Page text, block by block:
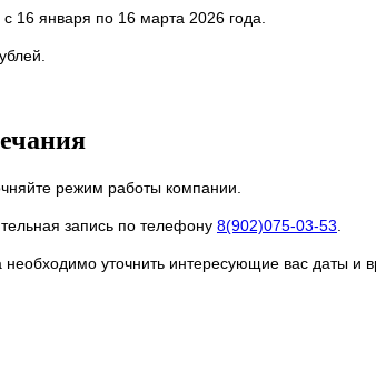
16 января по 16 марта 2026 года.
режим работы компании.
запись по телефону 8(902)075-03-53
необходимо уточнить интересующие вас даты